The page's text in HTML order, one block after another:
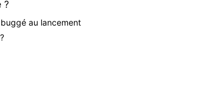
?
au lancement